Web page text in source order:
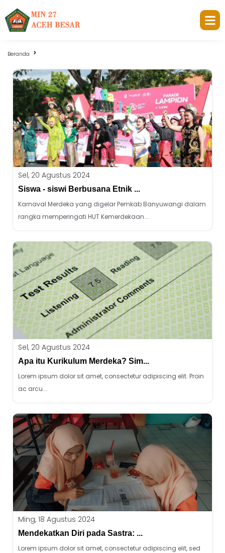
Beranda
Sel, 20 Agustus 2024
Siswa - siswi Berbusana Etnik ...
Karnaval Merdeka yang digelar Pemkab Banyuwangi dalam
rangka memperingati HUT Kemerdekaan...
Sel, 20 Agustus 2024
Apa itu Kurikulum Merdeka? Sim...
Lorem ipsum dolor sit amet, consectetur adipiscing elit. Proin
ac arcu...
Ming, 18 Agustus 2024
Mendekatkan Diri pada Sastra: ...
Lorem ipsum dolor sit amet, consectetur adipiscing elit, sed